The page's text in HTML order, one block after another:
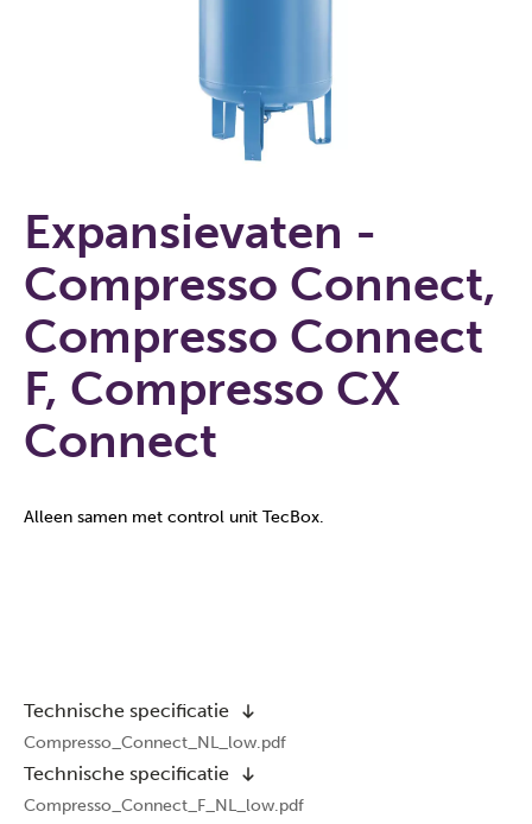
Expansievaten -
Compresso Connect,
Compresso Connect
F, Compresso CX
Connect
Alleen samen met control unit TecBox.
Technische specificatie
Compresso_Connect_NL_low.pdf
Technische specificatie
Compresso_Connect_F_NL_low.pdf